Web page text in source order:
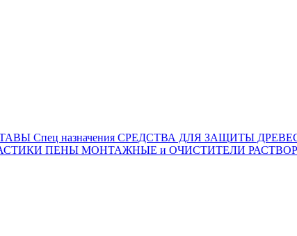
Спец назначения СРЕДСТВА ДЛЯ ЗАЩИТЫ
ПЕНЫ МОНТАЖНЫЕ и ОЧИСТИТЕЛИ